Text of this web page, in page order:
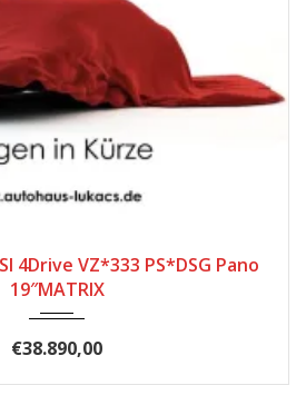
4Drive VZ*333 PS*DSG Pano
19″MATRIX
€38.890,00